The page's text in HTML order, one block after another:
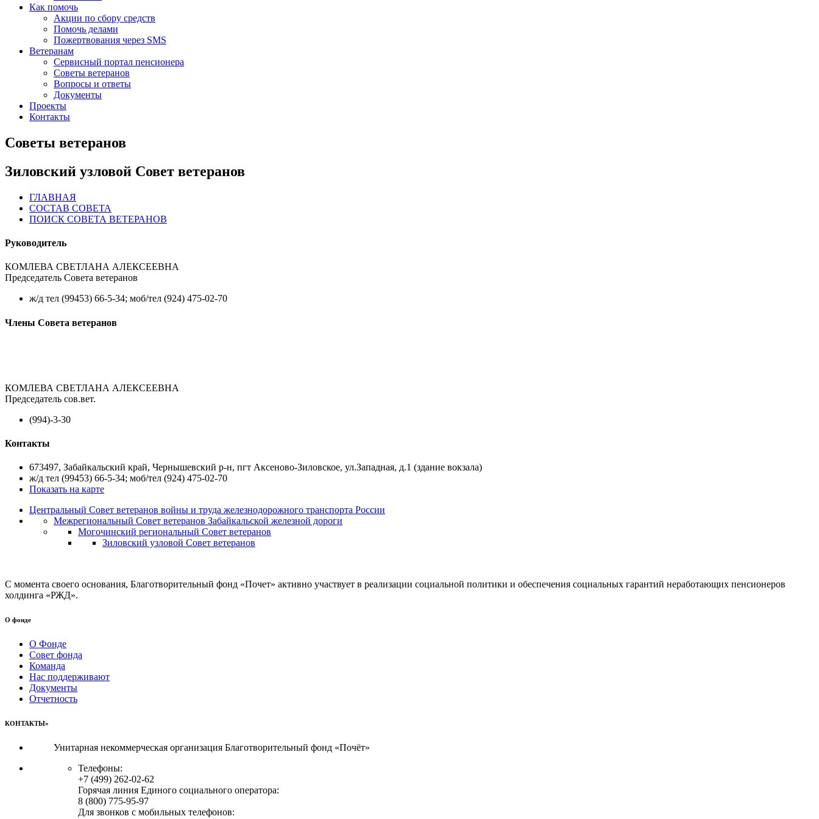
Как помочь
Акции по сбору средств
Помочь делами
Пожертвования через SMS
Ветеранам
Сервисный портал пенсионера
Советы ветеранов
Вопросы и ответы
Документы
Проекты
Контакты
Советы ветеранов
Зиловский узловой Совет ветеранов
ГЛАВНАЯ
СОСТАВ СОВЕТА
ПОИСК СОВЕТА ВЕТЕРАНОВ
Руководитель
КОМЛЕВА СВЕТЛАНА АЛЕКСЕЕВНА
Председатель Совета ветеранов
ж/д тел (99453) 66-5-34; моб/тел (924) 475-02-70
Члены Совета ветеранов
КОМЛЕВА СВЕТЛАНА АЛЕКСЕЕВНА
Председатель сов.вет.
(994)-3-30
Контакты
673497, Забайкальский край, Чернышевский р-н, пгт Аксеново-Зиловское, ул.Западная, д.1 (здание вокзала)
ж/д тел (99453) 66-5-34; моб/тел (924) 475-02-70
Показать на карте
Центральный Совет ветеранов войны и труда железнодорожного транспорта России
Межрегиональный Совет ветеранов Забайкальской железной дороги
Могочинский региональный Совет ветеранов
Зиловский узловой Совет ветеранов
С момента своего основания, Благотворительный фонд «Почет» активно участвует в реализации социальной политики и обеспечения социальных гарантий неработающих пенсионеров
холдинга «РЖД».
О фонде
О Фонде
Совет фонда
Команда
Нас поддерживают
Документы
Отчетность
КОНТАКТЫ»
Унитарная некоммерческая организация Благотворительный фонд «Почёт»
Телефоны:
+7 (499) 262-02-62
Горячая линия Единого социального оператора:
8 (800) 775-95-97
Для звонков с мобильных телефонов: